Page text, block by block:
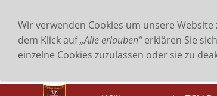
Wir verwenden Cookies um unsere
dem Klick auf„Alle erlauben“erklären Sie
einzelne Cookies zuzulassen oder sie zu